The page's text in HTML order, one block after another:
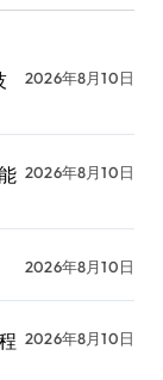
2026年8月10日
2026年8月10日
2026年8月10日
2026年8月10日